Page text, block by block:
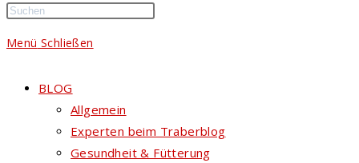
Menü Schließen
BLOG
Allgemein
Experten beim Traberblog
Gesundheit & Fütterung